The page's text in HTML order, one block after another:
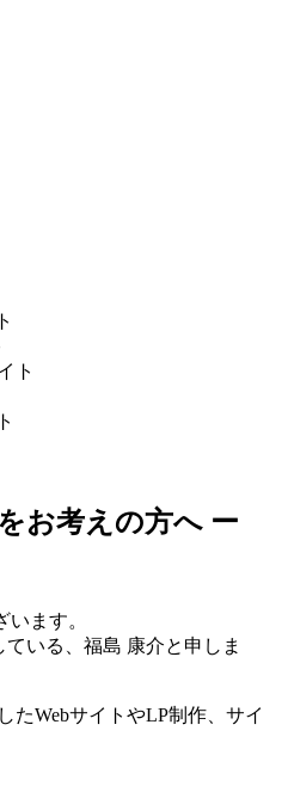
お考えの方へ ー
ます。
いる、福島 康介と申しま
たWebサイトやLP制作、サイ